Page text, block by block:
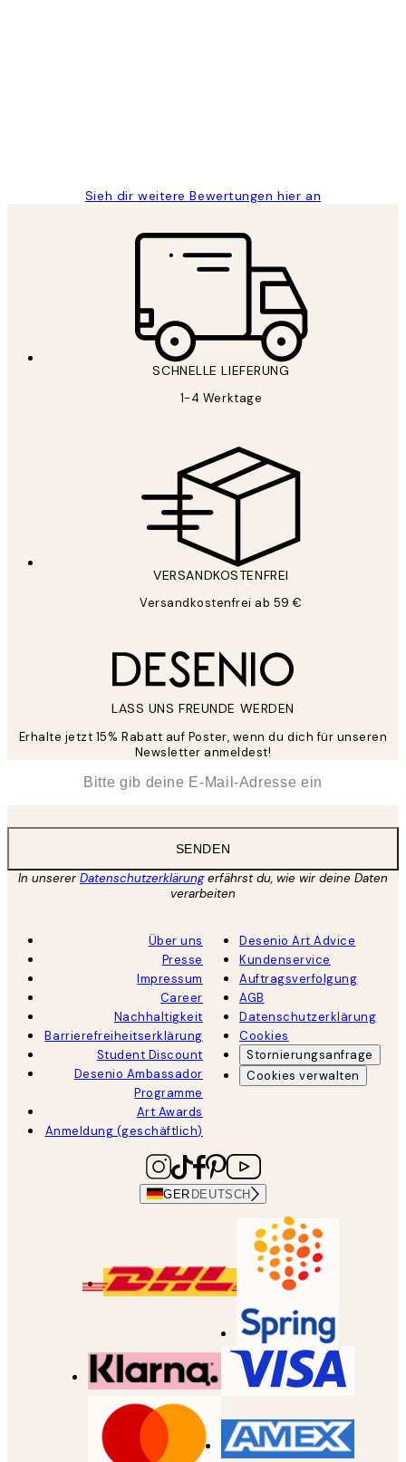
Sieh dir weitere Bewertungen hier an
SCHNELLE LIEFERUNG
1-4 Werktage
VERSANDKOSTENFREI
Versandkostenfrei ab 59 €
LASS UNS FREUNDE WERDEN
Erhalte jetzt 15% Rabatt auf Poster, wenn du dich für unseren
Newsletter anmeldest!
SENDEN
In unsererDatenschutzerklärungerfährst du, wie wir deine Daten
verarbeiten
Über uns
Presse
Impressum
Career
Nachhaltigkeit
Barrierefreiheitserklärung
Student Discount
Desenio Ambassador
Programme
Art Awards
Anmeldung (geschäftlich)
Desenio Art Advice
Kundenservice
Auftragsverfolgung
AGB
Datenschutzerklärung
Cookies
Stornierungsanfrage
Cookies verwalten
GER DEUTSCH